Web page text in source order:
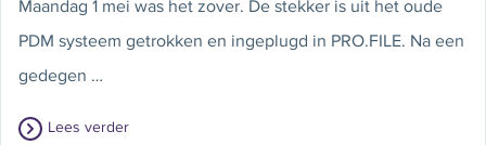
Maandag 1 mei was het zover. De stekker is uit het oude
PDM systeem getrokken en ingeplugd in PRO.FILE. Na een
gedegen …
Lees verder